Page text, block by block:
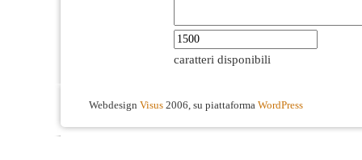
caratteri disponibili
Webdesign Visus 2006, su piattaforma WordPress